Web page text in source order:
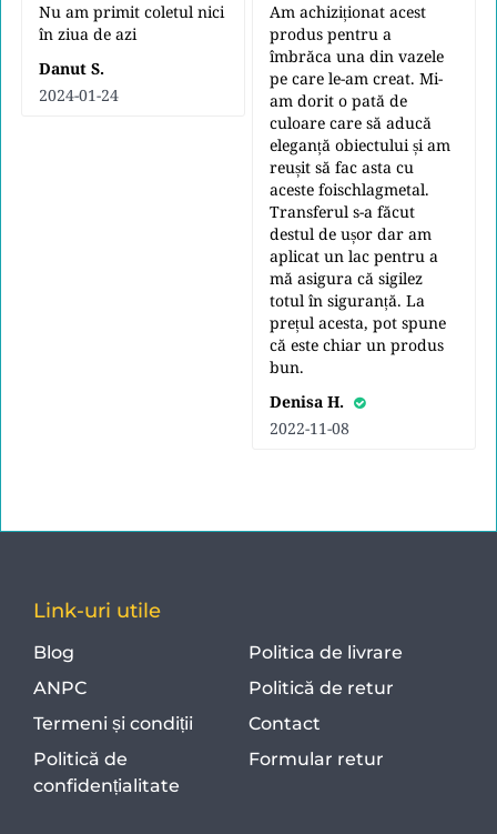
Nu am primit coletul nici
în ziua de azi
Danut S.
2024-01-24
Am achiziționat acest
produs pentru a
îmbrăca una din vazele
pe care le-am creat. Mi-
am dorit o pată de
culoare care să aducă
eleganță obiectului și am
reușit să fac asta cu
aceste foischlagmetal.
Transferul s-a făcut
destul de ușor dar am
aplicat un lac pentru a
mă asigura că sigilez
totul în siguranță. La
prețul acesta, pot spune
că este chiar un produs
bun.
Denisa H.
2022-11-08
Link-uri utile
Blog
ANPC
Termeni și condiții
Politică de
confidențialitate
Politica de livrare
Politică de retur
Contact
Formular retur